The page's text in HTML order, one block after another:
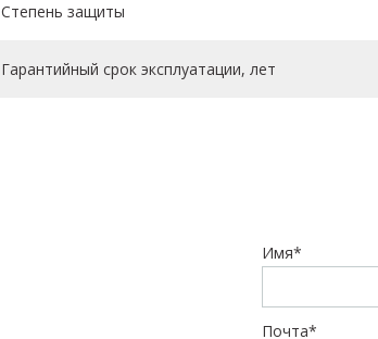
Степень защиты
Гарантийный срок эксплуатации, лет
Имя*
Почта*